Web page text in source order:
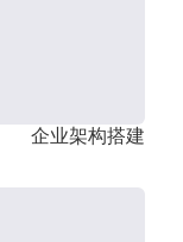
企业架构搭建